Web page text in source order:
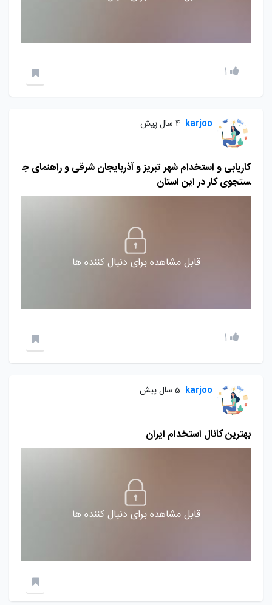
1
karjoo 4 سال پیش
کاریابی و استخدام شهر تبریز و آذربایجان شرقی و راهنمای ج
ستجوی کار در این استان
قابل مشاهده برای دنبال کننده ها
1
karjoo 5 سال پیش
بهترین کانال استخدام ایران
قابل مشاهده برای دنبال کننده ها